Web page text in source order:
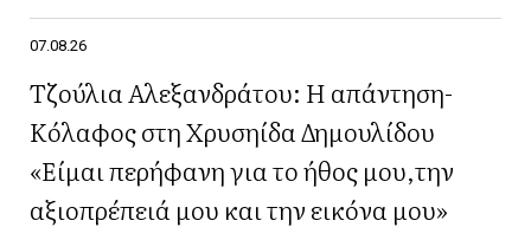
07.08.26
Τζούλια Αλεξανδράτου: Η απάντηση-
Κόλαφος στη Χρυσηίδα Δημουλίδου
«Είμαι περήφανη για το ήθος μου,την
αξιοπρέπειά μου και την εικόνα μου»